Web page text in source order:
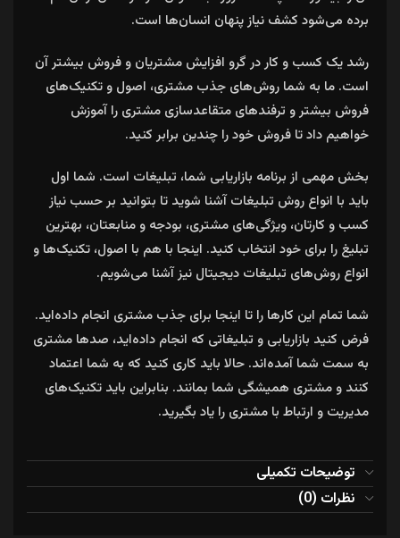
برده می‌شود کشف نیاز پنهان انسان‌ها‌ است.
رشد یک کسب و کار در گرو افزایش مشتریان و فروش بیشتر آن
است. ما به شما روش‌های جذب مشتری، اصول و تکنیک‌های
فروش بیشتر و ترفندهای متقاعدسازی مشتری را آموزش
خواهیم داد تا فروش خود را چندین برابر کنید.
بخش مهمی از برنامه بازاریابی شما، تبلیغات است. شما اول
باید با انواع روش تبلیغات آشنا شوید تا بتوانید بر حسب نیاز
کسب و کارتان، ویژگی‌های مشتری، بودجه و منابعتان، بهترین
تبلیغ را برای خود انتخاب کنید. اینجا با هم با اصول، تکنیک‌ها و
انواع روش‌های تبلیغات دیجیتال نیز آشنا می‌شویم.
شما تمام این کارها را تا اینجا برای جذب مشتری انجام داده‌اید.
فرض کنید بازاریابی و تبلیغاتی که انجام داده‌اید، صدها مشتری
به سمت شما آمده‌اند. حالا باید کاری کنید که به شما اعتماد
کنند و مشتری همیشگی شما بمانند. بنابراین باید تکنیک‌های
مدیریت و ارتباط با مشتری را یاد بگیرید.
توضیحات تکمیلی
نظرات (0)